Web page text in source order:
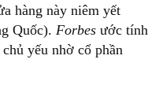
hàng này niêm yết
Quốc). Forbes ước tính
yếu nhờ cổ phần